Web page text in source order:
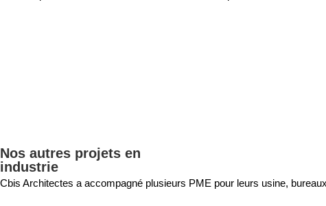
Nos autres projets en
industrie
Cbis Architectes a accompagné plusieurs PME pour leurs usine,